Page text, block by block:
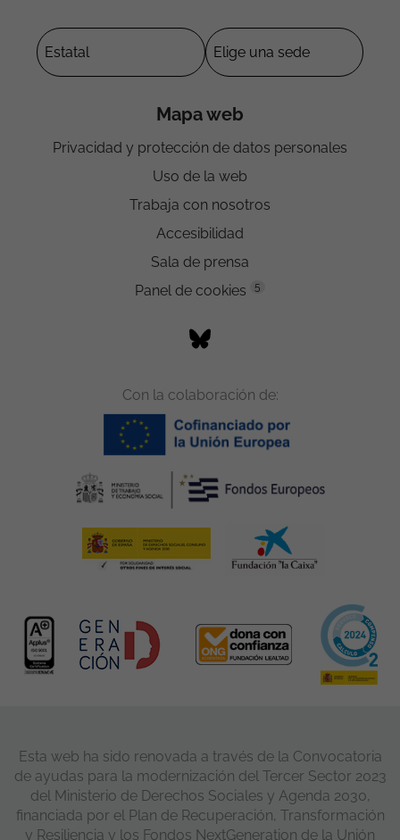
Mapa web
Privacidad y protección de datos personales
Uso de la web
Trabaja con nosotros
Accesibilidad
Sala de prensa
Panel de cookies
5
Con la colaboración de:
Esta web ha sido renovada a través de la Convocatoria
de ayudas para la modernización del Tercer Sector 2023
del Ministerio de Derechos Sociales y Agenda 2030,
financiada por el Plan de Recuperación, Transformación
y Resiliencia y los Fondos NextGeneration de la Unión